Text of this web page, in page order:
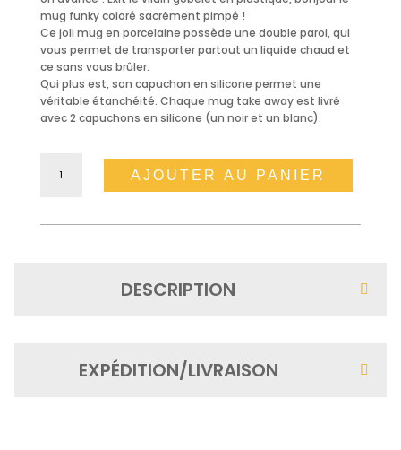
mug funky coloré sacrément pimpé !
Ce joli mug en porcelaine possède une double paroi, qui
vous permet de transporter partout un liquide chaud et
ce sans vous brûler.
Qui plus est, son capuchon en silicone permet une
véritable étanchéité. Chaque mug take away est livré
avec 2 capuchons en silicone (un noir et un blanc).
-
AJOUTER AU PANIER
DESCRIPTION
EXPÉDITION/LIVRAISON